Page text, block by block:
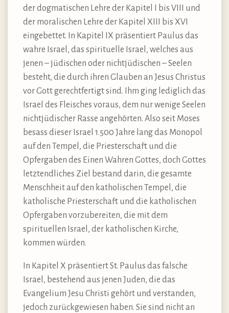
der dogmatischen Lehre der Kapitel I bis VIII und
der moralischen Lehre der Kapitel XIII bis XVI
eingebettet. In Kapitel IX präsentiert Paulus das
wahre Israel, das spirituelle Israel, welches aus
jenen – jüdischen oder nichtjüdischen – Seelen
besteht, die durch ihren Glauben an Jesus Christus
vor Gott gerechtfertigt sind. Ihm ging lediglich das
Israel des Fleisches voraus, dem nur wenige Seelen
nichtjüdischer Rasse angehörten. Also seit Moses
besass dieser Israel 1.500 Jahre lang das Monopol
auf den Tempel, die Priesterschaft und die
Opfergaben des Einen Wahren Gottes, doch Gottes
letztendliches Ziel bestand darin, die gesamte
Menschheit auf den katholischen Tempel, die
katholische Priesterschaft und die katholischen
Opfergaben vorzubereiten, die mit dem
spirituellen Israel, der katholischen Kirche,
kommen würden.
In Kapitel X präsentiert St. Paulus das falsche
Israel, bestehend aus jenen Juden, die das
Evangelium Jesu Christi gehört und verstanden,
jedoch zurückgewiesen haben. Sie sind nicht an